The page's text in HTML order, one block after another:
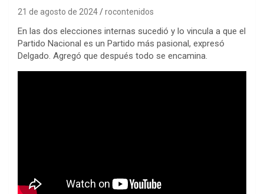
21 de agosto de 2024 rocontenidos
En las dos elecciones internas sucedió y lo vincula a que el
Partido Nacional es un Partido más pasional, expresó
Delgado. Agregó que después todo se encamina.